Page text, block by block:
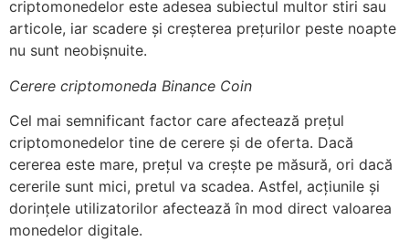
criptomonedelor este adesea subiectul multor stiri sau
articole, iar scadere și creșterea prețurilor peste noapte
nu sunt neobișnuite.
Cerere criptomoneda Binance Coin
Cel mai semnificant factor care afectează prețul
criptomonedelor tine de cerere și de oferta. Dacă
cererea este mare, prețul va crește pe măsură, ori dacă
cererile sunt mici, pretul va scadea. Astfel, acțiunile și
dorințele utilizatorilor afectează în mod direct valoarea
monedelor digitale.